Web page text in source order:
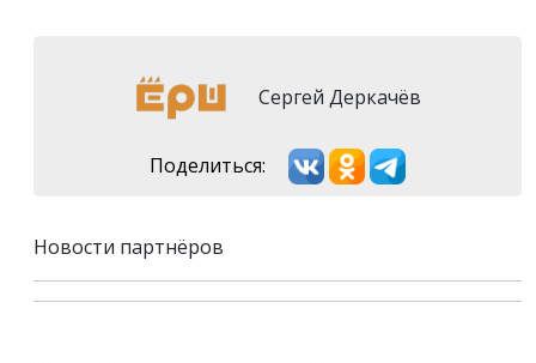
Сергей Деркачёв
Поделиться:
Новости партнёров